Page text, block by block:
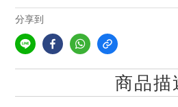
分享到
商品描